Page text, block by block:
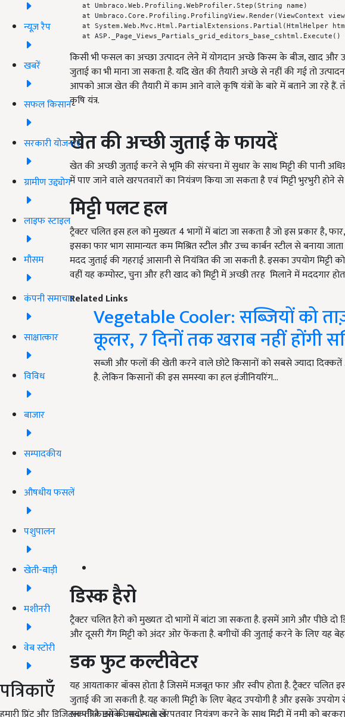
न्यूज़ रैप
खबरें
सफल किसान
सरकारी योजनाएं
ग्रामीण उद्द्योग
लाइफ स्टाइल
मौसम
कंपनी समाचार
साक्षात्कार
विविध
बाजार
सम्पादकीय
औषधीय फसलें
पशुपालन
खेती-बाड़ी
मशीनरी
वेब स्टोरी
पत्रिकाएँ
   at Umbraco.Web.Profiling.WebProfiler.Step(String name)
at Umbraco.Core.Profiling.ProfilingView.Render(ViewContext
at System.Web.Mvc.Html.PartialExtensions.Partial(HtmlHelper
at
किसी भी फसल का अच्छा उत्पादन लेने में योगदान अच्छे किस्म के बीज, खाद और
जुताई का भी माना जा सकता है. यदि खेत की तैयारी अच्छे से नहीं की गई तो
आपको आज खेत की तैयारी में काम आने वाले कृषि यंत्रों के बारे में बताने जा रहे हैं.
कृषि यंत्र.
खेतकीअच्छीजुताईकेफायदें
खेत की अच्छी जुताई करने से भूमि की संरचना में सुधार के साथ मिट्टी की पानी
में पाए जाने वाले खरपतवारों का नियंत्रण किया जा सकता है एवं मिट्टी भुरभुरी होने
मिट्टीपलटहल
ट्रैक्टर चलित इस हल को मुख्यतः 4 भागों में बांटा जा सकता है जो इस प्रकार है,
इसका फार भाग सामान्यतः कम मिश्रित स्टील और उच्च कार्बन स्टील से बनाया
मदद जुताई की गहराई आसानी से नियंत्रित की जा सकती है. इसका उपयोग मिट्टी
वहीं यह कम्पोस्ट, चुना और हरी खाद को मिट्टी में अच्छी तरह मिलाने में मददगार
Related Links
Vegetable Cooler: सब्जियों को
कूलर, 7 दिनों तक खराब नहीं होंगी
सब्जी और फलों की खेती करने वाले छोटे किसानों को सबसे ज्यादा
है. लेकिन किसानों की इस समस्या का हल इंजीनियरिंग…
डिस्कहैरो
ट्रैक्टर चलित हैरो को मुख्यतः दो भागों में बांटा जा सकता है. इसमें आगे और पीछे दो
और दूसरी गैंग मिट्टी को अंदर ओर फेंकता है. बगीचों की जुताई करने के लिए यह
डकफुटकल्टीवेटर
यह आयताकार बॉक्स होता है जिसमें मजबूत फार और स्वीप होता है. ट्रैक्टर चलित
जुताई की जा सकती है. यह काली मिट्टी के लिए बेहद उपयोगी है और इसके